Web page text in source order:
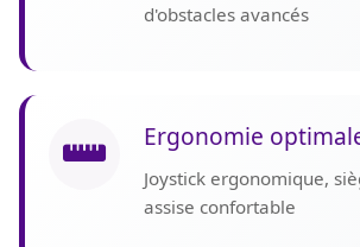
d'obstacles avancés
Ergonomie
Joystick ergonomique,
assise confortable